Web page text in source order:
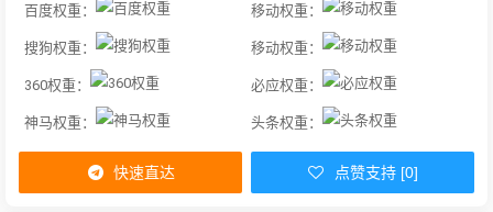
百度权重： 移动权重：
搜狗权重： 移动权重：
360权重： 必应权重：
神马权重： 头条权重：
快速直达 点赞支持 [0]